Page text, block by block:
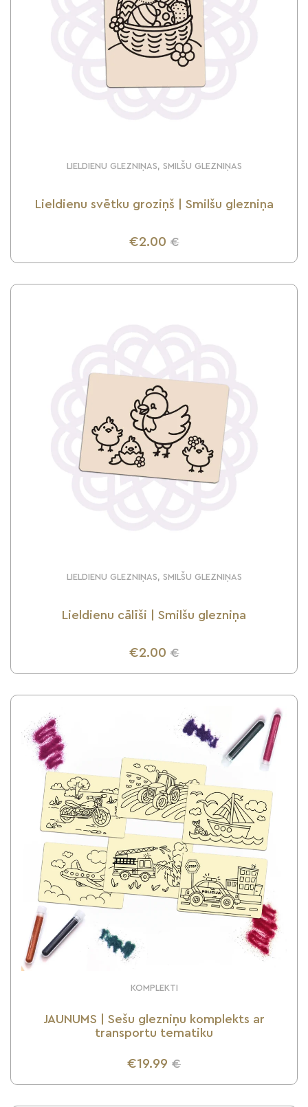
LIELDIENU GLEZNIŅAS, SMILŠU GLEZNIŅAS
Lieldienu svētku groziņš | Smilšu glezniņa
€2.00 €
UZZINI VAIRĀK
LIELDIENU GLEZNIŅAS, SMILŠU GLEZNIŅAS
Lieldienu cālīši | Smilšu glezniņa
€2.00 €
UZZINI VAIRĀK
KOMPLEKTI
JAUNUMS | Sešu glezniņu komplekts ar
transportu tematiku
€19.99 €
UZZINI VAIRĀK